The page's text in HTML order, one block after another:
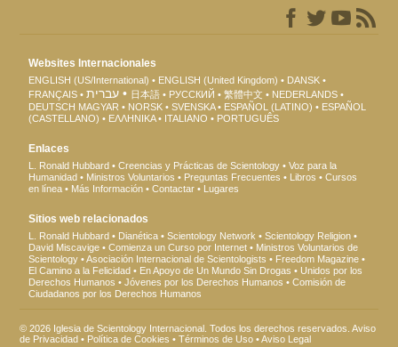
Websites Internacionales
ENGLISH (US/International) ENGLISH (United Kingdom)
DANSK
FRANÇAIS
עברית 日本語 РУССКИЙ 繁體中文
NEDERLANDS
DEUTSCH MAGYAR NORSK SVENSKA ESPAÑOL (LATINO)
ESPAÑOL
(CASTELLANO)
ΕΛΛΗΝΙΚA ITALIANO PORTUGUÊS
Enlaces
L. Ronald Hubbard Creencias y Prácticas de Scientology
Voz para la
Humanidad
Ministros Voluntarios Preguntas Frecuentes Libros
Cursos
en línea
Más Información Contactar Lugares
Sitios web relacionados
L. Ronald Hubbard Dianética Scientology Network
Scientology Religion
David Miscavige
Comienza un Curso por Internet
Ministros Voluntarios de
Scientology
Asociación Internacional de Scientologists
Freedom Magazine
El Camino a la Felicidad
En Apoyo de Un Mundo Sin Drogas
Unidos por los
Derechos Humanos
Jóvenes por los Derechos Humanos
Comisión de
Ciudadanos por los Derechos Humanos
© 2026 Iglesia de Scientology Internacional. Todos los derechos reservados.Aviso
de Privacidad • Política de Cookies •Términos de Uso •Aviso Legal